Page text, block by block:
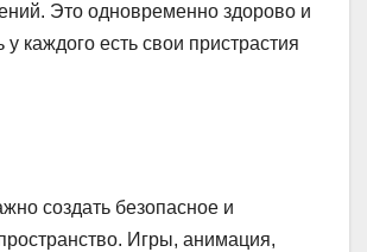
Это одновременно здорово и
каждого есть свои пристрастия
создать безопасное и
Игры, анимация,